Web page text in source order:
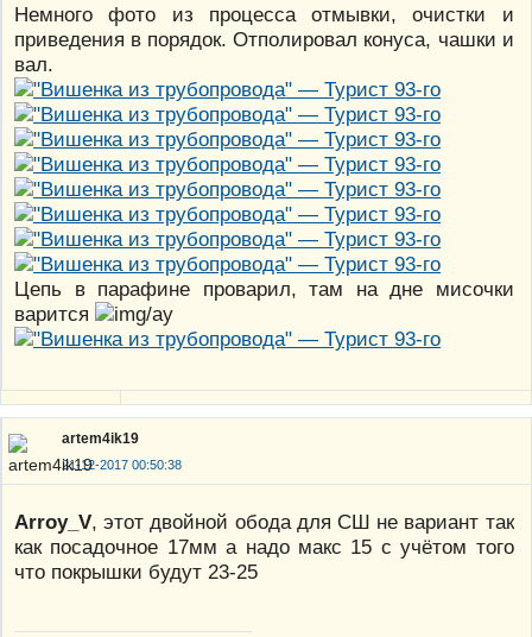
Немного фото из процесса отмывки, очистки и
приведения в порядок. Отполировал конуса, чашки и
вал.
Цепь в парафине проварил, там на дне мисочки
варится
artem4ik19
21-12-2017 00:50:38
Arroy_V, этот двойной обода для СШ не вариант так
как посадочное 17мм а надо макс 15 с учётом того
что покрышки будут 23-25